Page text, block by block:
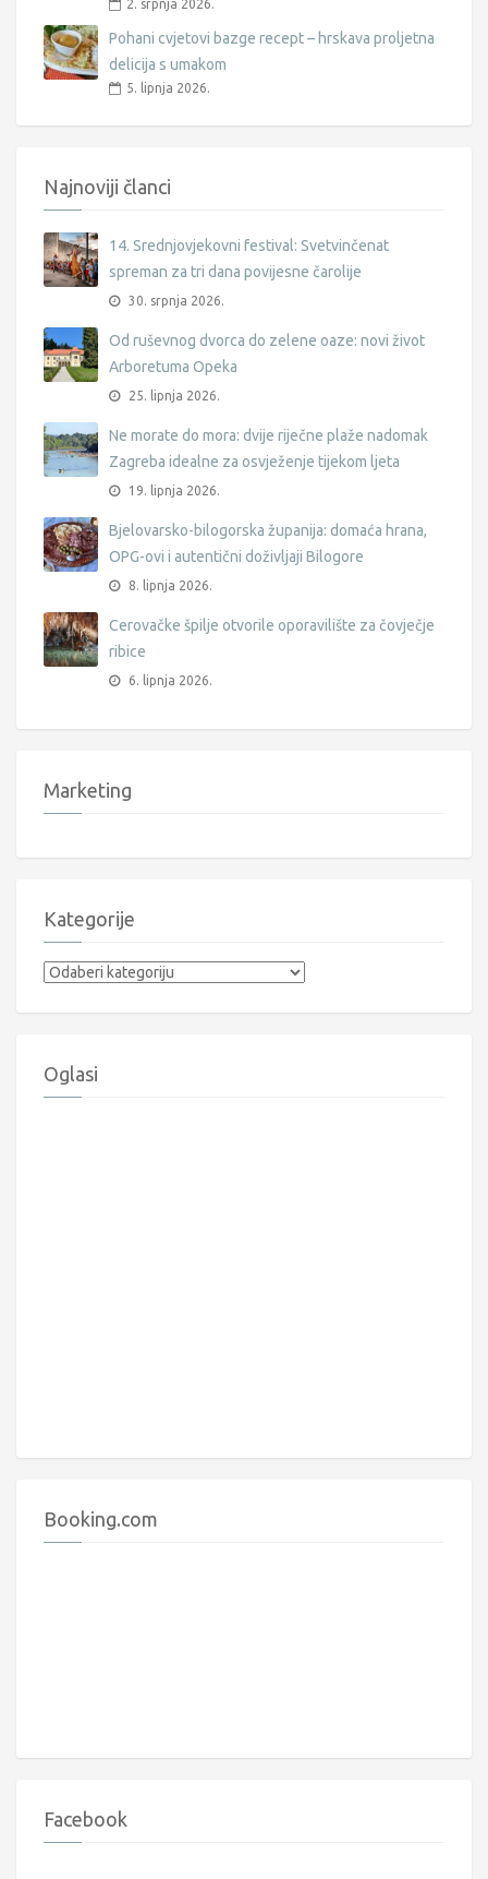
2. srpnja 2026.
Pohani cvjetovi bazge recept – hrskava proljetna
delicija s umakom
5. lipnja 2026.
Najnoviji članci
14. Srednjovjekovni festival: Svetvinčenat
spreman za tri dana povijesne čarolije
30. srpnja 2026.
Od ruševnog dvorca do zelene oaze: novi život
Arboretuma Opeka
25. lipnja 2026.
Ne morate do mora: dvije riječne plaže nadomak
Zagreba idealne za osvježenje tijekom ljeta
19. lipnja 2026.
Bjelovarsko-bilogorska županija: domaća hrana,
OPG-ovi i autentični doživljaji Bilogore
8. lipnja 2026.
Cerovačke špilje otvorile oporavilište za čovječje
ribice
6. lipnja 2026.
Marketing
Kategorije
Kategorije
Oglasi
Booking.com
Facebook